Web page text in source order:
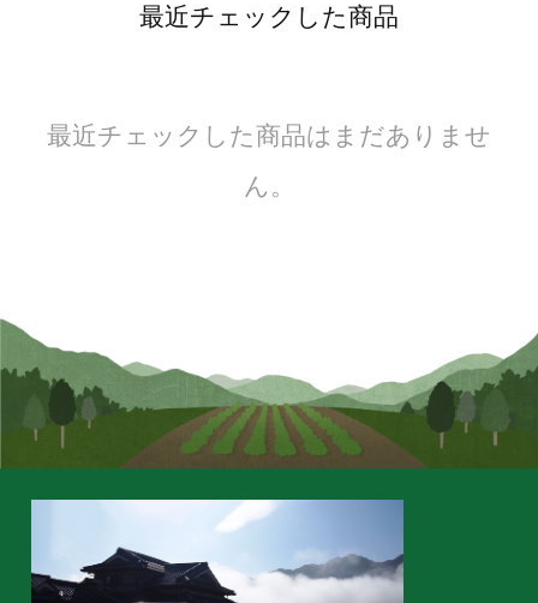
最近チェックした商品
最近チェックした商品はまだありませ
ん。